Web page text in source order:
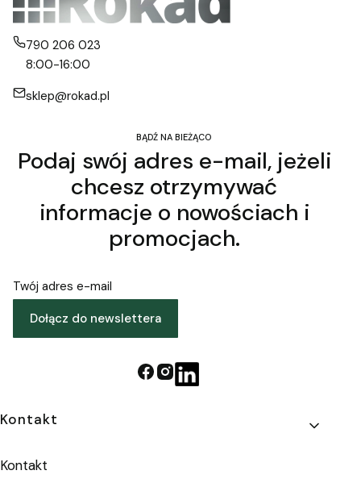
790 206 023
8:00-16:00
sklep@rokad.pl
BĄDŹ NA BIEŻĄCO
Podaj swój adres e-mail, jeżeli
chcesz otrzymywać
informacje o nowościach i
promocjach.
Twój adres e-mail
Dołącz do newslettera
Linki w stopce
Kontakt
Kontakt